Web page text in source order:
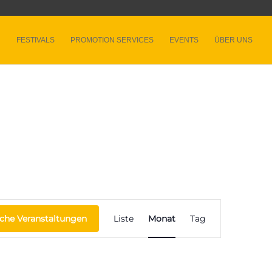
FESTIVALS PROMOTION SERVICES EVENTS ÜBER UNS
Veranstaltungen
Ansichten-
Liste Monat Tag